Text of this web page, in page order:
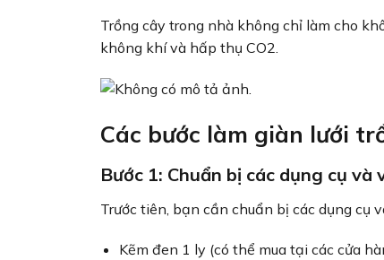
Trồng cây trong nhà không chỉ làm cho
không khí và hấp thụ CO2.
Các bước làm giàn lưới
Bước 1: Chuẩn bị các dụng cụ
Trước tiên, bạn cần chuẩn bị các dụng cụ
Kẽm đen 1 ly (có thể mua tại các cửa